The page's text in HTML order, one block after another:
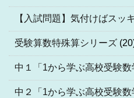
【入試問題】気付けばスッ
受験算数特殊算シリーズ
中１「1から学ぶ高校受験数
中２「1から学ぶ高校受験数